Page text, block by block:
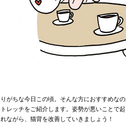
がちな今日この頃。そんな方におすすめな
レッチをご紹介します。姿勢が悪いことで
ながら、猫背を改善していきましょう！